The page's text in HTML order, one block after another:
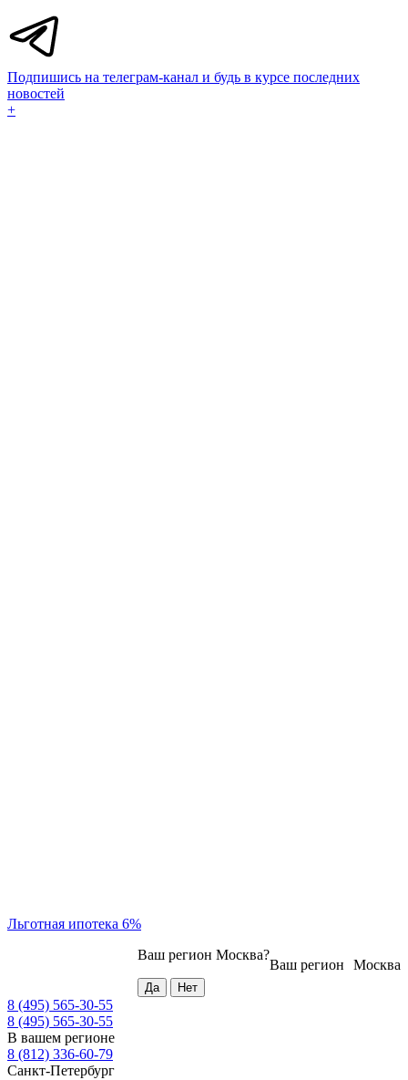
Подпишись на телеграм-канал и будь в курсе последних
новостей
+
Льготная ипотека 6%
Москва
Ваш регион
Ваш регион Москва?
8 (495) 565-30-55
8 (495) 565-30-55
В вашем регионе
8 (812) 336-60-79
Санкт-Петербург